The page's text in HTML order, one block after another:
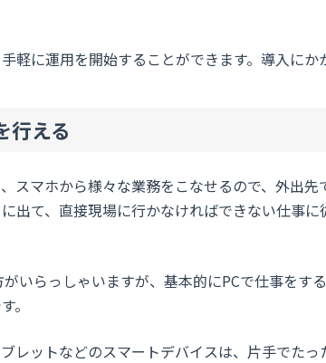
軽に運用を開始することができます。導入にか
行える
スマホから様々な業務をこなせるので、外出
出て、直接現場に行かなければできない仕事
いらっしゃいますが、基本的にPCで仕事をす
。
レットなどのスマートデバイスは、片手でた